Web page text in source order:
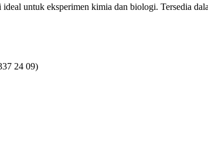
untuk eksperimen kimia dan biologi. Tersedia
24 09)